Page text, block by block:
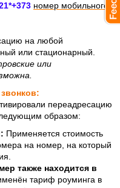
номер мобильного
на любой
или стационарный.
или
переадресацию
образом:
Применяется стоимость
на номер, на который
также находится в
тариф роуминга в